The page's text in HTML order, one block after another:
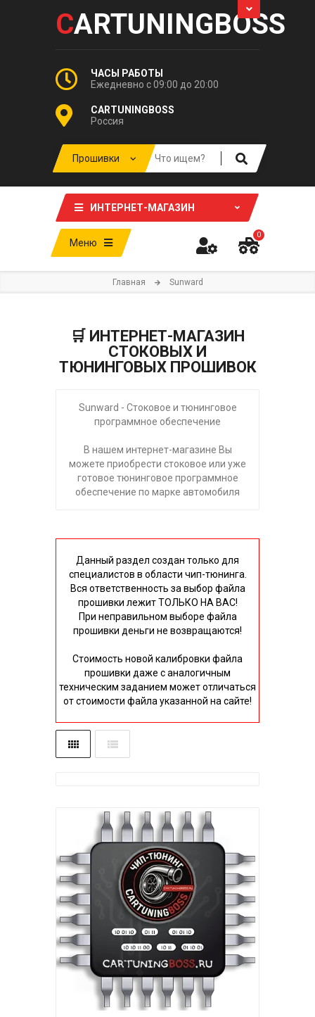
CARTUNINGBOSS
ЧАСЫ РАБОТЫ
Ежедневно с 09:00 до 20:00
CARTUNINGBOSS
Россия
ИНТЕРНЕТ-МАГАЗИН
Меню
0
Главная Sunward
🛒 ИНТЕРНЕТ-МАГАЗИН
СТОКОВЫХ И
ТЮНИНГОВЫХ ПРОШИВОК
Sunward - Стоковое и тюнинговое
программное обеспечение
В нашем интернет-магазине Вы
можете приобрести стоковое или уже
готовое тюнинговое программное
обеспечение по марке автомобиля
Данный раздел создан только для
специалистов в области чип-тюнинга.
Вся ответственность за выбор файла
прошивки лежит ТОЛЬКО НА ВАС!
При неправильном выборе файла
прошивки деньги не возвращаются!
Стоимость новой калибровки файла
прошивки даже с аналогичным
техническим заданием может отличаться
от стоимости файла указанной на сайте!